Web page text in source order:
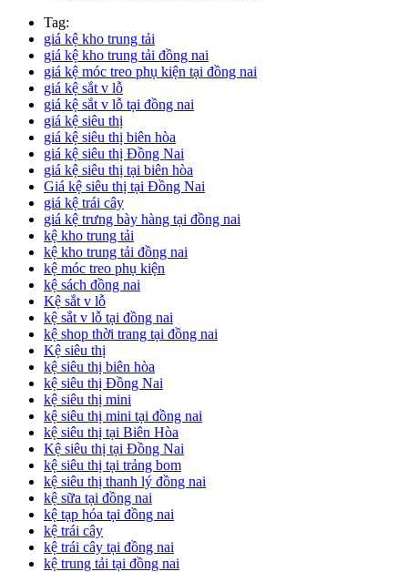
Tag:
giá kệ kho trung tải
giá kệ kho trung tải đồng nai
giá kệ móc treo phụ kiện tại đồng nai
giá kệ sắt v lỗ
giá kệ sắt v lỗ tại đồng nai
giá kệ siêu thị
giá kệ siêu thị biên hòa
giá kệ siêu thị Đồng Nai
giá kệ siêu thị tại biên hòa
Giá kệ siêu thị tại Đồng Nai
giá kệ trái cây
giá kệ trưng bày hàng tại đồng nai
kệ kho trung tải
kệ kho trung tải đồng nai
kệ móc treo phụ kiện
kệ sách đồng nai
Kệ sắt v lỗ
kệ sắt v lỗ tại đồng nai
kệ shop thời trang tại đồng nai
Kệ siêu thị
kệ siêu thị biên hòa
kệ siêu thị Đồng Nai
kệ siêu thị mini
kệ siêu thị mini tại đồng nai
kệ siêu thị tại Biên Hòa
Kệ siêu thị tại Đồng Nai
kệ siêu thị tại trảng bom
kệ siêu thị thanh lý đồng nai
kệ sữa tại đồng nai
kệ tạp hóa tại đồng nai
kệ trái cây
kệ trái cây tại đồng nai
kệ trung tải tại đồng nai